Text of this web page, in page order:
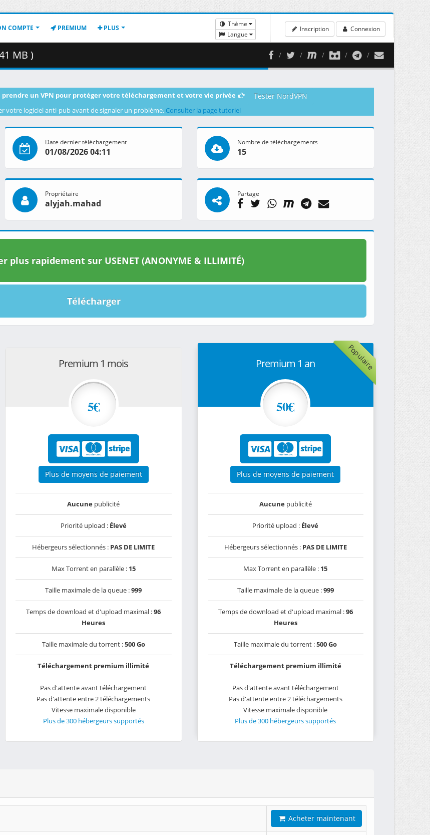
COMPTE PREMIUM PLUS
Thème
Langue
Inscription Connexion
MB )
un VPN pour protéger votre téléchargement et votre vie privée Tester NordVPN
votre logiciel anti-pub avant de signaler un problème. Consulter la page tutoriel
Date dernier téléchargement
01/08/2026 04:11
Nombre de téléchargements
15
Propriétaire
alyjah.mahad
Partage
plus rapidement sur USENET (ANONYME & ILLIMITÉ)
Télécharger
Premium 1 mois
5€
Plus de moyens de paiement
Aucune publicité
Priorité upload : Élevé
Hébergeurs sélectionnés : PAS DE LIMITE
Max Torrent en parallèle : 15
Taille maximale de la queue :999
Temps de download et d'upload maximal :96
Heures
Taille maximale du torrent :500 Go
Téléchargement premium illimité
Pas d'attente avant téléchargement
Pas d'attente entre 2 téléchargements
Vitesse maximale disponible
Plus de 300 hébergeurs supportés
Populaire
Premium 1 an
50€
Plus de moyens de paiement
Aucunepublicité
Priorité upload : Élevé
Hébergeurs sélectionnés : PAS DE LIMITE
Max Torrent en parallèle : 15
Taille maximale de la queue :999
Temps de download et d'upload maximal :96
Heures
Taille maximale du torrent :500 Go
Téléchargement premium illimité
Pas d'attente avant téléchargement
Pas d'attente entre 2 téléchargements
Vitesse maximale disponible
Plus de 300 hébergeurs supportés
Acheter maintenant